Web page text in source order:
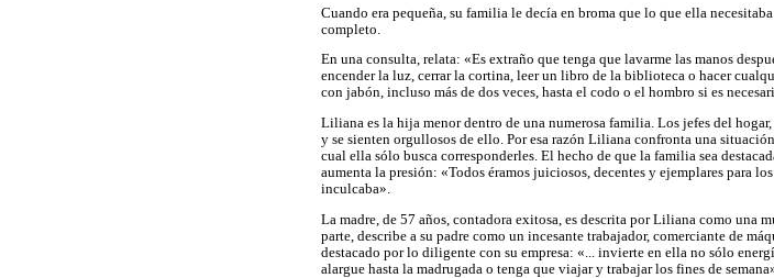
Cuando era pequeña, su familia le decía en broma que lo que ella
completo.
En una consulta, relata: «Es extraño que tenga que lavarme las manos
encender la luz, cerrar la cortina, leer un libro de la biblioteca o hacer
con jabón, incluso más de dos veces, hasta el codo o el hombro si es
Liliana es la hija menor dentro de una numerosa familia. Los jefes del
y se sienten orgullosos de ello. Por esa razón Liliana confronta una
cual ella sólo busca corresponderles. El hecho de que la familia sea
aumenta la presión: «Todos éramos juiciosos, decentes y ejemplares para
inculcaba».
La madre, de 57 años, contadora exitosa, es descrita por Liliana como una
parte, describe a su padre como un incesante trabajador, comerciante de
destacado por lo diligente con su empresa: «... invierte en ella no sólo
alargue hasta la madrugada o tenga que viajar y trabajar los fines de